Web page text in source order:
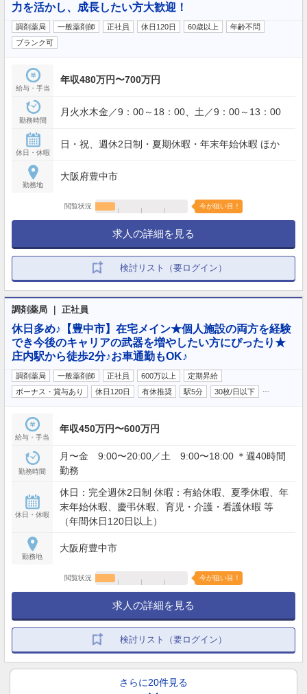
力を活かし、成長したい方大歓迎！
調剤薬局 一般薬剤師 正社員 休日120日 60歳以上
年齢不問
ブランク可
給与・手当
年収480万円〜700万円
勤務時間
月火水木金／9：00～18：00、土／9：00～13：00
休日・休暇
日・祝、週休2日制・夏期休暇・年末年始休暇 ほか
勤務地
大阪府豊中市
閲覧状況 今が狙い目！
求人の詳細を見る
検討リスト（要ログイン）
調剤薬局 ｜ 正社員
休日多め♪【豊中市】在宅メイン★個人施設の両方を経験
でき今後のキャリアの武器を増やしたい方にぴったり★
庄内駅から徒歩2分♪お車通勤もOK♪
調剤薬局 一般薬剤師 正社員 600万以上
定期昇給
ボーナス・賞与あり
休日120日 有休推奨 駅5分 30枚/日以下
給与・手当
年収450万円〜600万円
勤務時間
月〜金 9:00〜20:00／土 9:00〜18:00 ＊週40時間
勤務
休日・休暇
休日：完全週休2日制 休暇：有給休暇、夏季休暇、年
末年始休暇、慶弔休暇、育児・介護・看護休暇 等
（年間休日120日以上）
勤務地
大阪府豊中市
閲覧状況 今が狙い目！
求人の詳細を見る
検討リスト（要ログイン）
さらに20件見る